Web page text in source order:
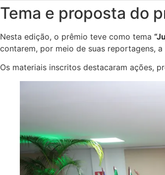
Tema e proposta do
Nesta edição, o prêmio teve como tema
contarem, por meio de suas reportagens,
Os materiais inscritos destacaram ações,